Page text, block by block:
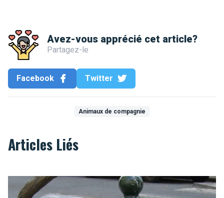
Avez-vous apprécié cet article?
Partagez-le
Facebook Twitter
Animaux de compagnie
Articles Liés
Bruxelles, une ville adaptée aux chiens